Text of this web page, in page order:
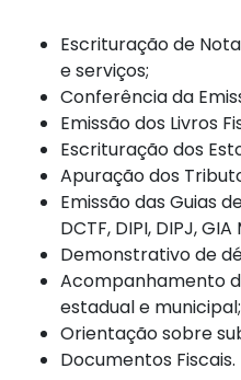
Escrituração de
e serviços;
Conferência da
Emissão dos Livros
Escrituração dos
Apuração dos
Emissão das Guias
DCTF, DIPI, DIPJ,
Demonstrativo de
Acompanhamento
estadual e municipal;
Orientação sobre
Documentos Fiscais.